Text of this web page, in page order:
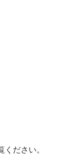
ださい。